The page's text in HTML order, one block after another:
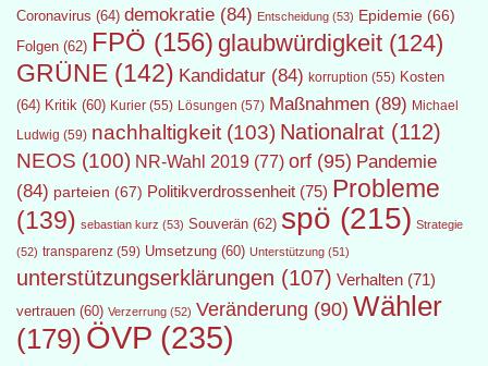
Coronavirus (64) demokratie (84) Entscheidung (53) Epidemie (66)
Folgen (62) FPÖ (156) glaubwürdigkeit (124)
GRÜNE (142) Kandidatur (84) korruption (55) Kosten
(64) Kritik (60) Kurier (55) Lösungen (57) Maßnahmen (89) Michael
Ludwig (59) nachhaltigkeit (103) Nationalrat (112)
NEOS (100) NR-Wahl 2019 (77) orf (95) Pandemie
(84) parteien (67) Politikverdrossenheit (75) Probleme
(139) sebastian kurz (53) Souverän (62) spö (215) Strategie
(52) transparenz (59) Umsetzung (60) Unterstützung (51)
unterstützungserklärungen (107) Verhalten (71)
vertrauen (60) Verzerrung (52) Veränderung (90) Wähler
(179) ÖVP (235)